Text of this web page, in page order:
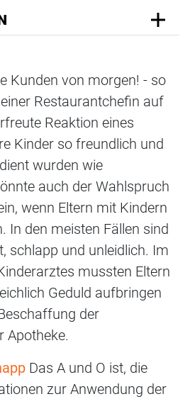
Kunden von morgen! - so
Restaurantchefin auf
Reaktion eines
Kinder so freundlich und
wurden wie
auch der Wahlspruch
wenn Eltern mit Kindern
In den meisten Fällen sind
schlapp und unleidlich. Im
mussten Eltern
Geduld aufbringen
der
Apotheke.
Das A und O ist, die
zur Anwendung der